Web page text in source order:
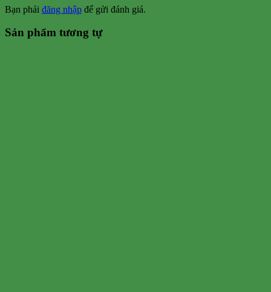
Bạn phải đăng nhập để gửi đánh giá.
Sản phẩm tương tự